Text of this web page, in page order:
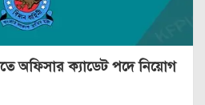
অফিসার ক্যাডেট পদে নিয়োগ